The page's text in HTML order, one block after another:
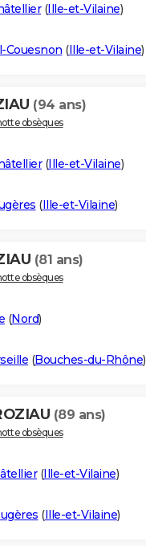
(Ille-et-Vilaine)
Couesnon (Ille-et-Vilaine)
(94 ans)
obsèques
(Ille-et-Vilaine)
(Ille-et-Vilaine)
(81 ans)
obsèques
(Nord)
(Bouches-du-Rhône)
(89 ans)
obsèques
(Ille-et-Vilaine)
(Ille-et-Vilaine)